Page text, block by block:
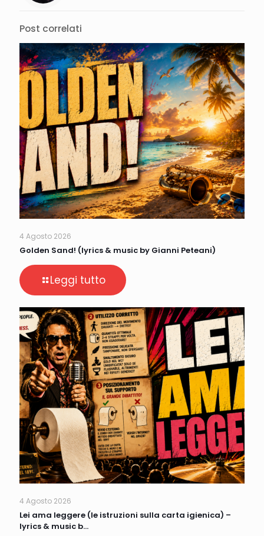
Post correlati
4 Agosto 2026
Golden Sand! (lyrics & music by Gianni Peteani)
Leggi tutto
4 Agosto 2026
Lei ama leggere (le istruzioni sulla carta igienica) –
lyrics & music b…